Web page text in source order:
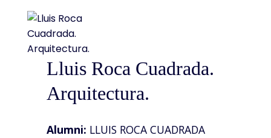
Lluis Roca Cuadrada.
Arquitectura.
Alumni: LLUIS ROCA CUADRADA